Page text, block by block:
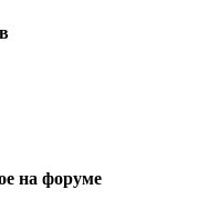
на форуме